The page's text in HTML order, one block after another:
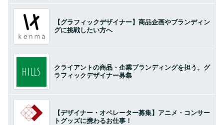
【グラフィックデザイナー】商品企画やブランディン
グに挑戦したい方へ
クライアントの商品・企業ブランディングを担う。グ
ラフィックデザイナー募集
【デザイナー・オペレーター募集】アニメ・コンサー
トグッズに携わるお仕事！